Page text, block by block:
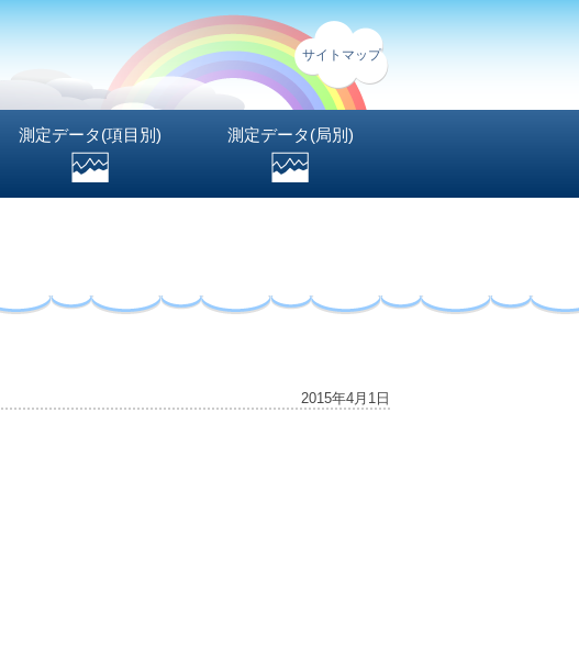
サイトマップ
測定データ(項目別) 測定データ(局別)
2015年4月1日